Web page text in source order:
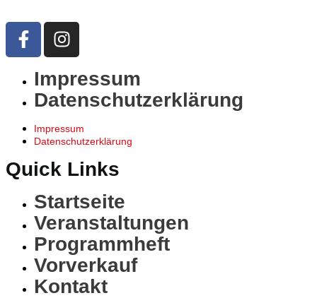
Impressum
Datenschutzerklärung
Impressum
Datenschutzerklärung
Quick Links
Startseite
Veranstaltungen
Programmheft
Vorverkauf
Kontakt